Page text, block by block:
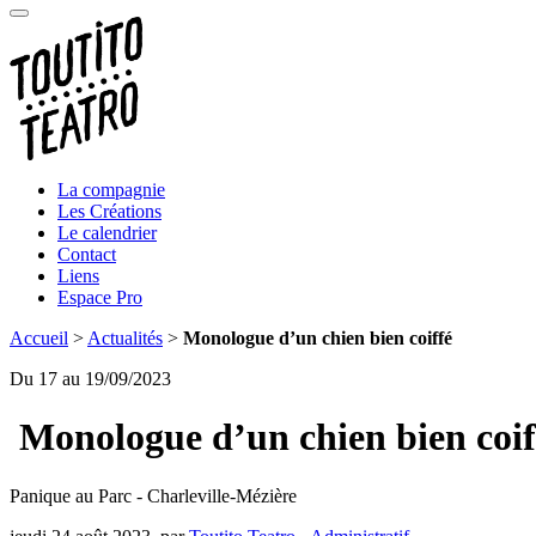
La compagnie
Les Créations
Le calendrier
Contact
Liens
Espace Pro
Accueil > Actualités > Monologue d’un chien bien coiffé
Du 17 au 19/09/2023
Monologue d’un chien bien
Panique au Parc - Charleville-Mézière